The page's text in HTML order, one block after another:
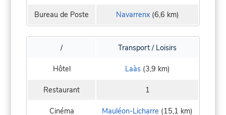
Bureau de Poste Navarrenx(6,6 km)
/ Transport / Loisirs
Hôtel Laàs(3,9 km)
Restaurant 1
Cinéma Mauléon-Licharre (15,1 km)